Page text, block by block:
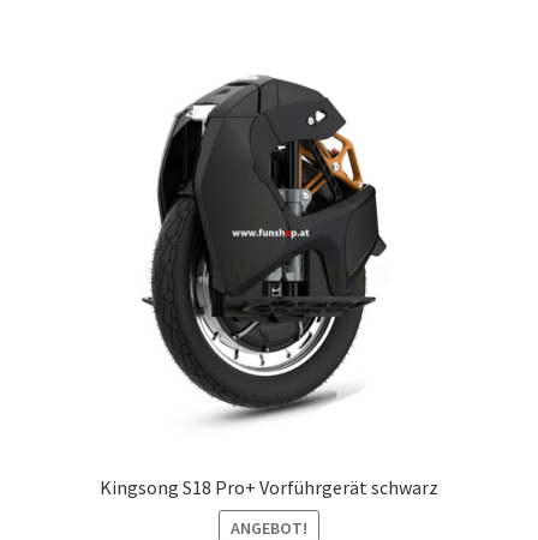
Kingsong S18 Pro+ Vorführgerät schwarz
ANGEBOT!